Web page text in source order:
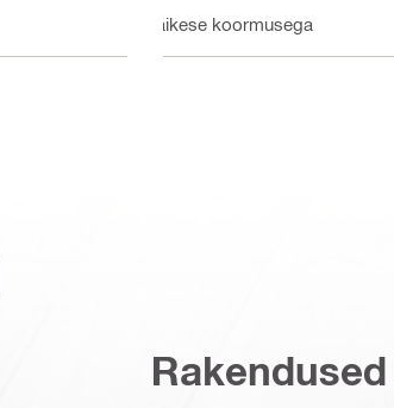
Väikese koormusega
Rakendused